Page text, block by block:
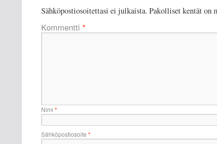
Sähköpostiosoitettasi ei julkaista. Pakolliset kentät on
Kommentti *
Nimi *
Sähköpostiosoite *